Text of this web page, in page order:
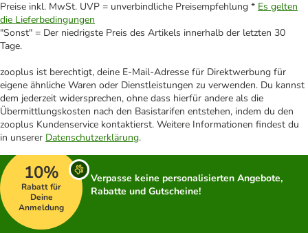
Preise inkl. MwSt. UVP = unverbindliche Preisempfehlung * Es gelten
die Lieferbedingungen
"Sonst" = Der niedrigste Preis des Artikels innerhalb der letzten 30
Tage.
zooplus ist berechtigt, deine E-Mail-Adresse für Direktwerbung für
eigene ähnliche Waren oder Dienstleistungen zu verwenden. Du kannst
dem jederzeit widersprechen, ohne dass hierfür andere als die
Übermittlungskosten nach den Basistarifen entstehen, indem du den
zooplus Kundenservice kontaktierst. Weitere Informationen findest du
in unserer Datenschutzerklärung.
10%
Rabatt für
Deine
Anmeldung
Verpasse keine personalisierten Angebote,
Rabatte und Gutscheine!